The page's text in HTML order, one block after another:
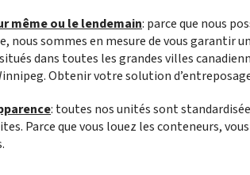
même ou le lendemain: parce que nous
nous sommes en mesure de vous garantir
dans toutes les grandes villes
Obtenir votre solution
: toutes nos unités sont
Parce que vous louez les conteneurs,